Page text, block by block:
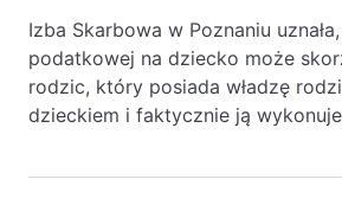
Izba Skarbowa w Poznaniu
podatkowej na dziecko może
rodzic, który posiada władzę
dzieckiem i faktycznie ją